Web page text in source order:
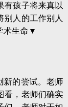
有孩子将来真以
别人的工作别人
术生命▼
新的尝试。老师
看，老师们确实